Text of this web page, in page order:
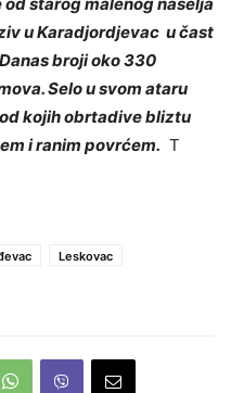
u Karadjordjevac u čast
broji oko 330
Selo u svom ataru
kojih obrtadive bliztu
i ranim povrćem. T
Leskovac